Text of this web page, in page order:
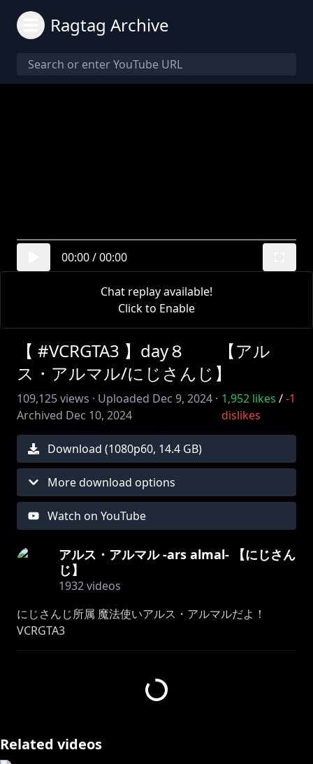
Ragtag Archive
00:00/00:00
Chat replay available!
Click to Enable
【 #VCRGTA3 】day８ 【アル
ス・アルマル/にじさんじ】
109,125views · Uploaded Dec 9, 2024 ·
Archived Dec 10, 2024
1,952 likes / -1
dislikes
Download (1080p60, 14.4 GB)
More download options
Watch on YouTube
アルス・アルマル -ars almal- 【にじさん
じ】
1932videos
にじさんじ所属 魔法使いアルス・アルマルだよ！
VCRGTA3
🔷 NEWグッズ 🔶
Related videos